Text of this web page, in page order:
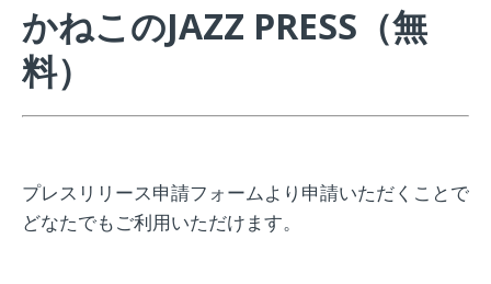
かねこのJAZZ PRESS（無
料）
プレスリリース申請フォームより申請いただくことで
どなたでもご利用いただけます。